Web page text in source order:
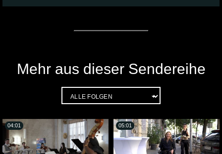
Mehr aus dieser Sendereihe
04:01 05:01